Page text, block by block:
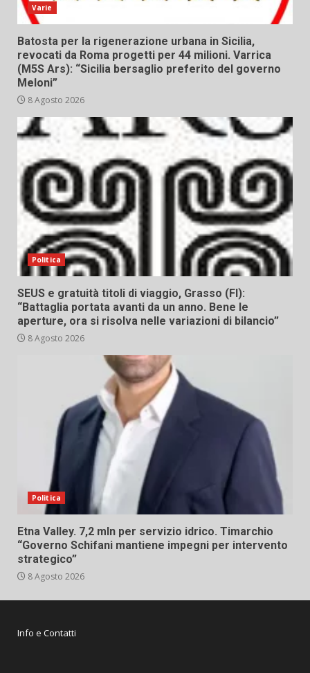
Varie
Batosta per la rigenerazione urbana in Sicilia,
revocati da Roma progetti per 44 milioni. Varrica
(M5S Ars): “Sicilia bersaglio preferito del governo
Meloni”
8 Agosto 2026
Politica
SEUS e gratuità titoli di viaggio, Grasso (FI):
“Battaglia portata avanti da un anno. Bene le
aperture, ora si risolva nelle variazioni di bilancio”
8 Agosto 2026
Politica
Etna Valley. 7,2 mln per servizio idrico. Timarchio
“Governo Schifani mantiene impegni per intervento
strategico”
8 Agosto 2026
Info e Contatti